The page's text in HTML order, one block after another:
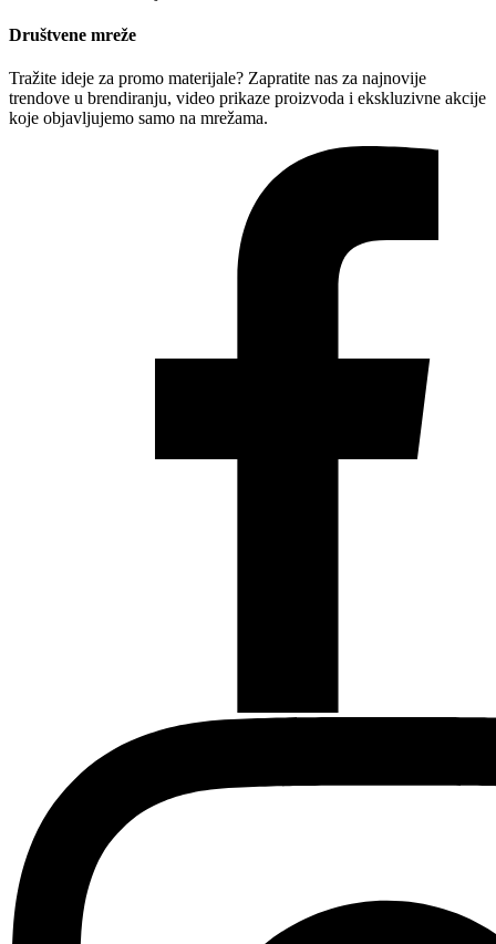
Društvene mreže
Tražite ideje za promo materijale? Zapratite nas za najnovije
trendove u brendiranju, video prikaze proizvoda i ekskluzivne akcije
koje objavljujemo samo na mrežama.